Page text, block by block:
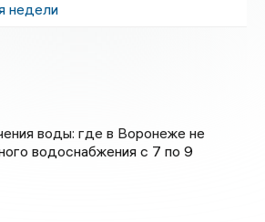
недели
воды: где в Воронеже не
водоснабжения с 7 по 9